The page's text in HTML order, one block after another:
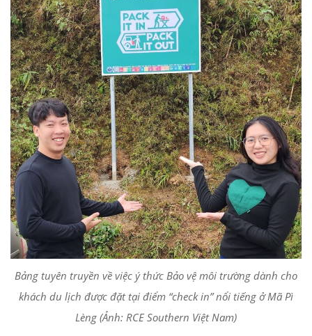
Bảng tuyên truyền về việc ý thức Bảo vệ môi trường dành cho
khách du lịch được đặt tại điểm “check in” nổi tiếng ở Mã Pì
Lèng (Ảnh: RCE Southern Việt Nam)